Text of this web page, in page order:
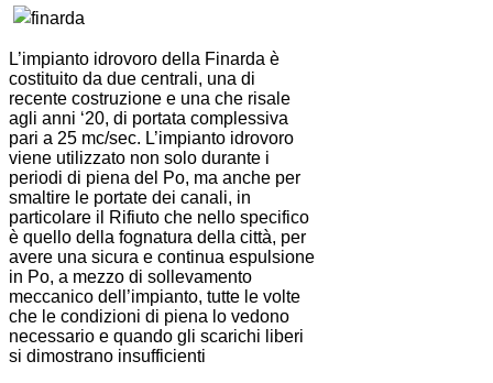
L’impianto idrovoro della Finarda è
costituito da due centrali, una di
recente costruzione e una che risale
agli anni ‘20, di portata complessiva
pari a 25 mc/sec. L’impianto idrovoro
viene utilizzato non solo durante i
periodi di piena del Po, ma anche per
smaltire le portate dei canali, in
particolare il Rifiuto che nello specifico
è quello della fognatura della città, per
avere una sicura e continua espulsione
in Po, a mezzo di sollevamento
meccanico dell’impianto, tutte le volte
che le condizioni di piena lo vedono
necessario e quando gli scarichi liberi
si dimostrano insufficienti